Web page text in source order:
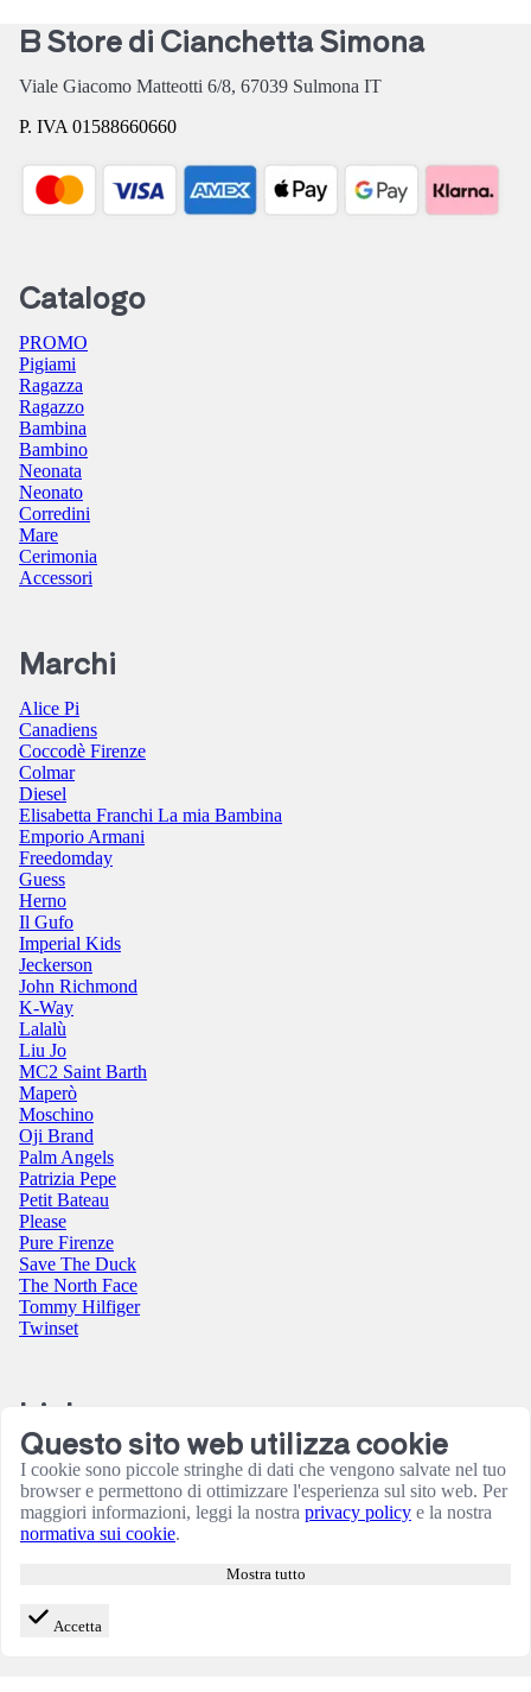
B Store di Cianchetta Simona
Viale Giacomo Matteotti 6/8, 67039 Sulmona IT
P. IVA 01588660660
Catalogo
PROMO
Pigiami
Ragazza
Ragazzo
Bambina
Bambino
Neonata
Neonato
Corredini
Mare
Cerimonia
Accessori
Marchi
Alice Pi
Canadiens
Coccodè Firenze
Colmar
Diesel
Elisabetta Franchi La mia Bambina
Emporio Armani
Freedomday
Guess
Herno
Il Gufo
Imperial Kids
Jeckerson
John Richmond
K-Way
Lalalù
Liu Jo
MC2 Saint Barth
Maperò
Moschino
Oji Brand
Palm Angels
Patrizia Pepe
Petit Bateau
Please
Pure Firenze
Save The Duck
The North Face
Tommy Hilfiger
Twinset
Link
Contatti
Condizioni utilizzo sito
Informativa sulla Privacy
Resi e rimborsi
Termini e Condizioni
Questo sito web utilizza cookie
I cookie sono piccole stringhe di dati che vengono salvate nel tuo
browser e permettono di ottimizzare l'esperienza sul sito web. Per
maggiori informazioni, leggi la nostra privacy policy e la nostra
normativa sui cookie.
Mostra tutto
Accetta